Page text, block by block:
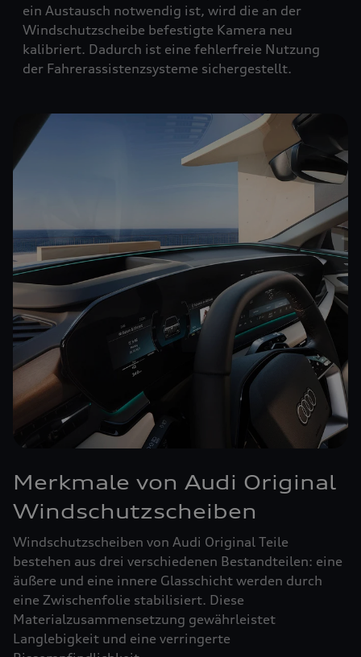
ein Austausch notwendig ist, wird die an der
Windschutzscheibe befestigte Kamera neu
kalibriert. Dadurch ist eine fehlerfreie Nutzung
der Fahrerassistenzsysteme sichergestellt.
Merkmale von Audi Original
Windschutzscheiben
Windschutzscheiben von Audi Original Teile
bestehen aus drei verschiedenen Bestandteilen: eine
äußere und eine innere Glasschicht werden durch
eine Zwischenfolie stabilisiert. Diese
Materialzusammensetzung gewährleistet
Langlebigkeit und eine verringerte